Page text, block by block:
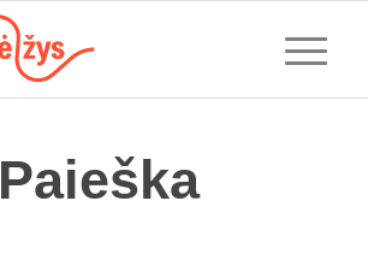
Paieška